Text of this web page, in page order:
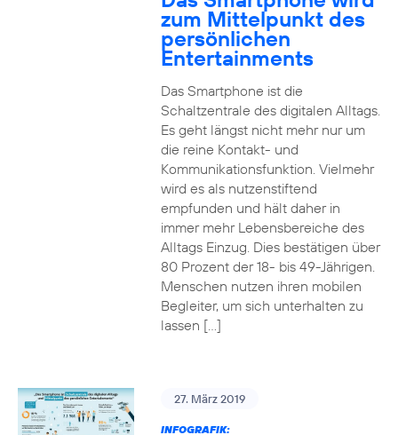
zum Mittelpunkt des
persönlichen
Entertainments
Das Smartphone ist die
Schaltzentrale des digitalen Alltags.
Es geht längst nicht mehr nur um
die reine Kontakt- und
Kommunikationsfunktion. Vielmehr
wird es als nutzenstiftend
empfunden und hält daher in
immer mehr Lebensbereiche des
Alltags Einzug. Dies bestätigen über
80 Prozent der 18- bis 49-Jährigen.
Menschen nutzen ihren mobilen
Begleiter, um sich unterhalten zu
lassen […]
27. März 2019
INFOGRAFIK: